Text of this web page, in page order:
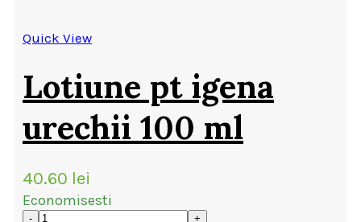
Quick View
Lotiune pt igena
urechii 100 ml
40.60 lei
Economisesti